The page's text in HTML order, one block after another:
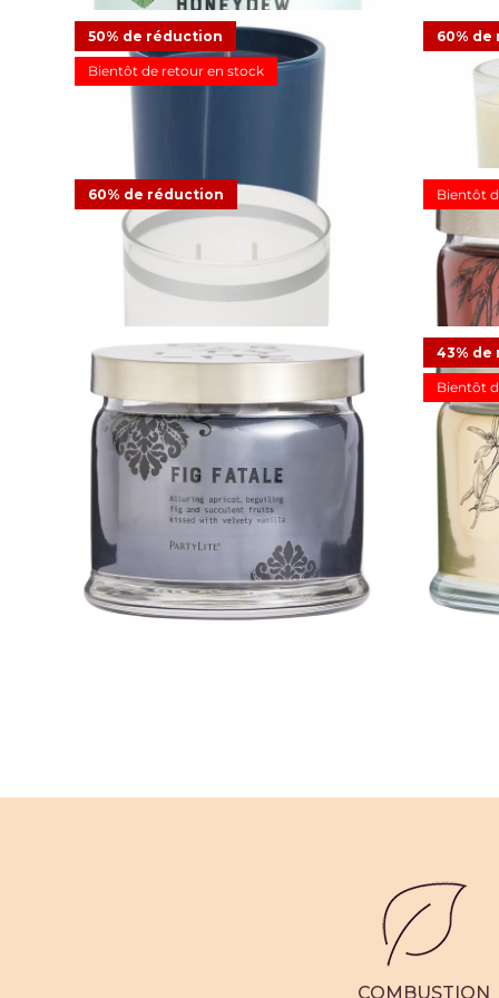
Pot à bougie 3 mèches Honeydew
34,95 €
26 Avis clients
50% de réduction
Bientôt de retour en stock
Pot à bougie Escential Fig Fatale
12,48 € 24,95 € Offre
Avis clients
60%
Pot à
60% de réduction
Pot à bougie GloLite by PartyLite® Blanc
- non parfumé
9 Reviews
Bientôt
Pot à
43%
Bientôt
COMBUSTION